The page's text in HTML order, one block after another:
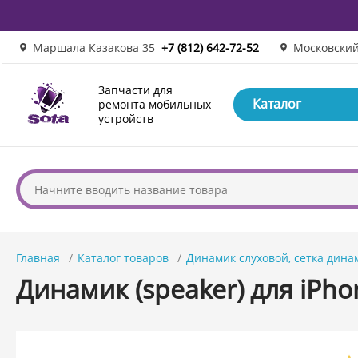
Маршала Казакова 35 +7 (812) 642-72-52
Запчасти для
ремонта мобильных
устройств
Каталог
Главная Каталог товаров Динамик слуховой, сетка
Динамик (speaker) для